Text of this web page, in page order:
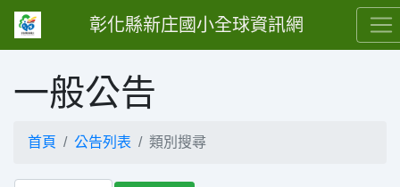
彰化縣新庄國小全球資訊網
一般公告
首頁 公告列表 類別搜尋